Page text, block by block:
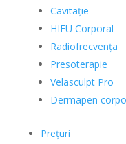
Cavitație
HIFU Corporal
Radiofrecvența
Presoterapie
Velasculpt Pro
Dermapen
Prețuri